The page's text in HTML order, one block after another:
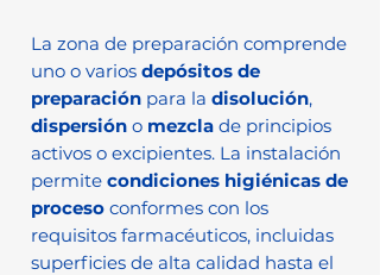
La zona de preparación comprende
uno o varios depósitos de
preparación para la disolución,
dispersión o mezcla de principios
activos o excipientes. La instalación
permite condiciones higiénicas de
proceso conformes con los
requisitos farmacéuticos, incluidas
superficies de alta calidad hasta el